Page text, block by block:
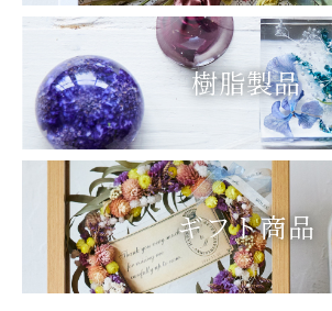
樹脂製品
ギフト商品